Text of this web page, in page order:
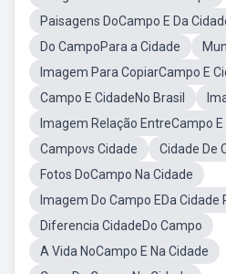
Paisagens DoCampo E Da
Do CampoPara a Cidade
Imagem Para CopiarCampo E
Campo E CidadeNo Brasil
Imagem Relação EntreCampo E
Campovs Cidade
Cidade De
Fotos DoCampo Na Cidade
Imagem Do Campo EDa Cidade
Diferencia CidadeDo Campo
A Vida NoCampo E Na Cidade